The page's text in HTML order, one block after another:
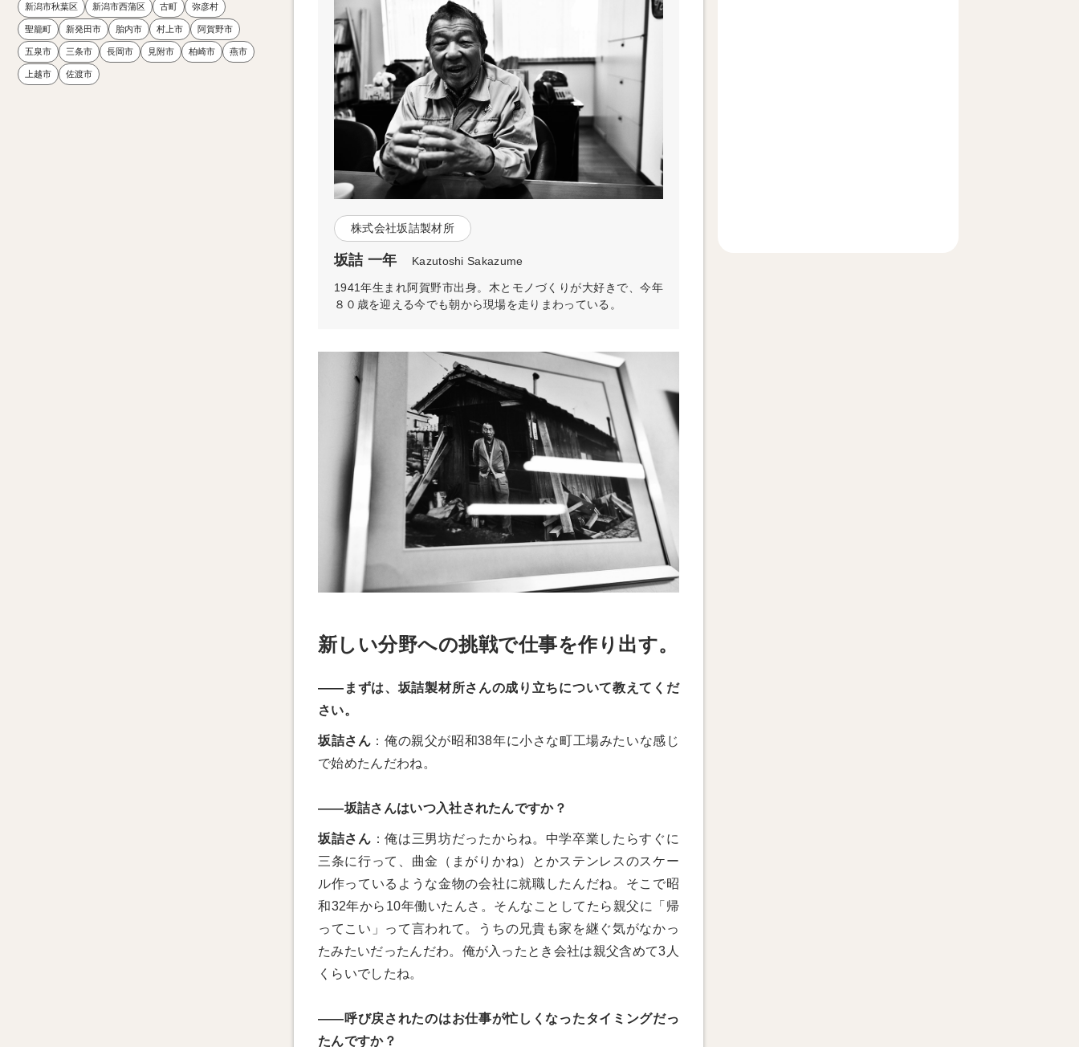
新潟市秋葉区 新潟市西蒲区 古町 弥彦村
聖籠町 新発田市 胎内市 村上市 阿賀野市
五泉市 三条市 長岡市 見附市 柏崎市 燕市
上越市 佐渡市
株式会社坂詰製材所
坂詰 一年 Kazutoshi Sakazume
1941年生まれ阿賀野市出身。木とモノづくりが大好きで、今年
８０歳を迎える今でも朝から現場を走りまわっている。
新しい分野への挑戦で仕事を作り出す。
――まずは、坂詰製材所さんの成り立ちについて教えてくだ
さい。
坂詰さん ：俺の親父が昭和38年に小さな町工場みたいな感じ
で始めたんだわね。
――坂詰さんはいつ入社されたんですか？
坂詰さん ：俺は三男坊だったからね。中学卒業したらすぐに
三条に行って、曲金（まがりかね）とかステンレスのスケー
ル作っているような金物の会社に就職したんだね。そこで昭
和32年から10年働いたんさ。そんなことしてたら親父に「帰
ってこい」って言われて。うちの兄貴も家を継ぐ気がなかっ
たみたいだったんだわ。俺が入ったとき会社は親父含めて3人
くらいでしたね。
――呼び戻されたのはお仕事が忙しくなったタイミングだっ
たんですか？